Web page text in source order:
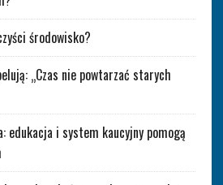
środowisko?
„Czas nie powtarzać starych
edukacja i system kaucyjny pomogą